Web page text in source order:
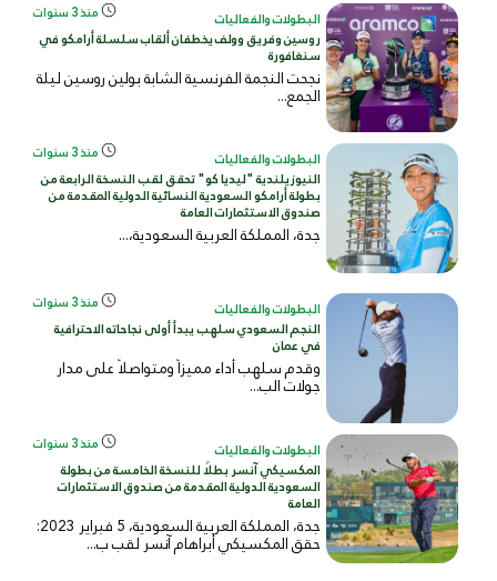
البطولات والفعاليات منذ 3 سنوات
روسين وفريق وولف يخطفان ألقاب سلسلة أرامكو في
سنغافورة
نجحت النجمة الفرنسية الشابة بولين روسين ليلة
الجمع...
البطولات والفعاليات منذ 3 سنوات
النيوزيلندية "ليديا كو" تحقق لقب النسخة الرابعة من
بطولة أرامكو السعودية النسائية الدولية المقدمة من
صندوق الاستثمارات العامة
جدة، المملكة العربية السعودية،...
البطولات والفعاليات منذ 3 سنوات
النجم السعودي سلهب يبدأ أولى نجاحاته الاحترافية
في عمان
وقدم سلهب أداء مميزاً ومتواصلاً على مدار
جولات الب...
البطولات والفعاليات منذ 3 سنوات
المكسيكي آنسر بطلًا للنسخة الخامسة من بطولة
السعودية الدولية المقدمة من صندوق الاستثمارات
العامة
جدة، المملكة العربية السعودية، 5 فبراير 2023:
حقق المكسيكي أبراهام آنسر لقب ب...